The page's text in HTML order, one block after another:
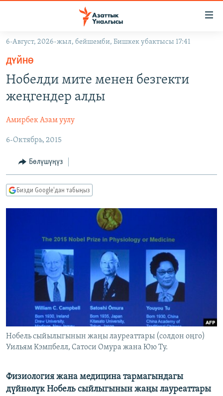
Навигацияга
өтүңүз
Издөөгө
салыңыз
ЖАҢЫЛЫКТАР
КЫРГЫЗСТАН
ЭКОНОМИКА
МАДАНИЯТ
БОРБОР АЗИЯ
АТАЙЫН ИЛИКТӨӨ
ТВ ПРОГРАММАЛАР
БҮГҮН АЗАТТЫКТА
БИЗ ЖАНА ДҮЙНӨ
АЗАТТЫК+
ЫҢГАЙСЫЗ СУРООЛОР
ПОДКАСТ
ӨЗГӨЧӨ ПИКИР
ЭЕ/АРнун бардык сайттары
6-Август, 2026-жыл, бейшемби, Бишкек убактысы 17:41
ДҮЙНӨ
Нобелди мите менен безгекти
жеңгендер алды
Амирбек Азам уулу
6-Октябрь, 2015
Бөлүшүңүз
Бизди Google'дан табыңыз
Нобель сыйылыгынын жаңы лауреаттары (солдон оңго)
Уильям Кэмпбелл, Сатоси Омура жана Юю Ту.
Физиология жана медицина тармагындагы
дүйнөлүк Нобель сыйлыгынын жаңы лауреаттары